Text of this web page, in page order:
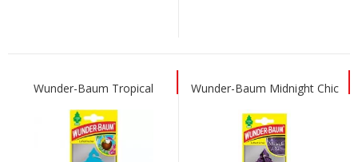
Wunder-Baum Tropical Wunder-Baum Midnight Chic